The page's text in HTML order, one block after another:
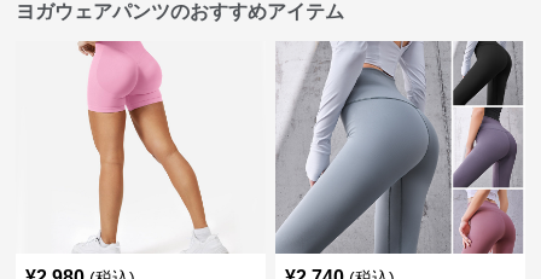
ヨガウェアパンツのおすすめアイテム